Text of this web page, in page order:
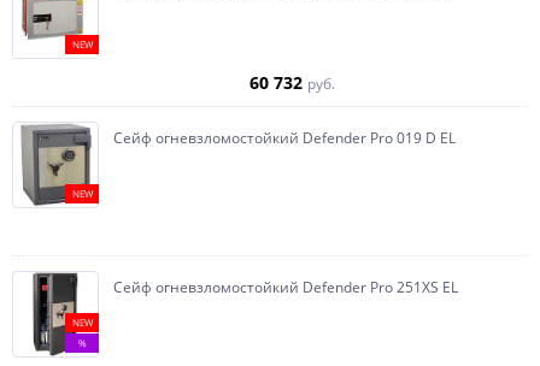
NEW
60 732 руб.
NEW
Сейф огневзломостойкий Defender Pro 019 D EL
NEW
%
Сейф огневзломостойкий Defender Pro 251XS EL